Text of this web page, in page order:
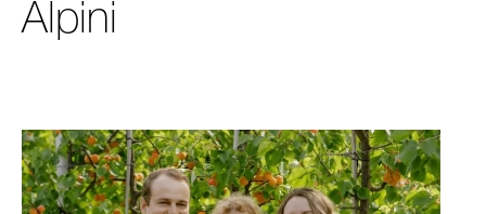
Alpini